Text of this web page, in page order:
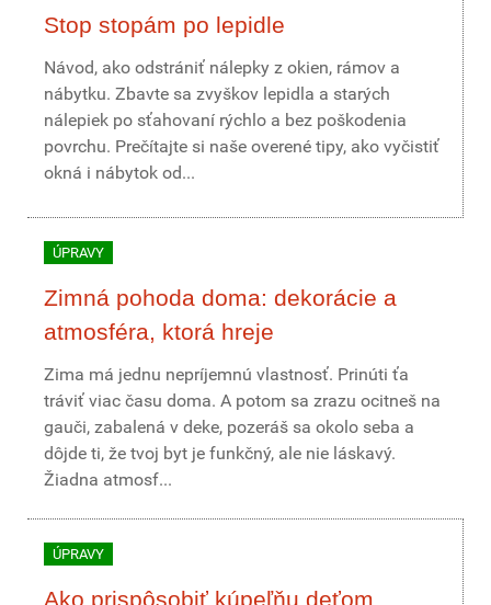
Stop stopám po lepidle
Návod, ako odstrániť nálepky z okien, rámov a
nábytku. Zbavte sa zvyškov lepidla a starých
nálepiek po sťahovaní rýchlo a bez poškodenia
povrchu. Prečítajte si naše overené tipy, ako vyčistiť
okná i nábytok od...
ÚPRAVY
Zimná pohoda doma: dekorácie a
atmosféra, ktorá hreje
Zima má jednu nepríjemnú vlastnosť. Prinúti ťa
tráviť viac času doma. A potom sa zrazu ocitneš na
gauči, zabalená v deke, pozeráš sa okolo seba a
dôjde ti, že tvoj byt je funkčný, ale nie láskavý.
Žiadna atmosf...
ÚPRAVY
Ako prispôsobiť kúpeľňu deťom,